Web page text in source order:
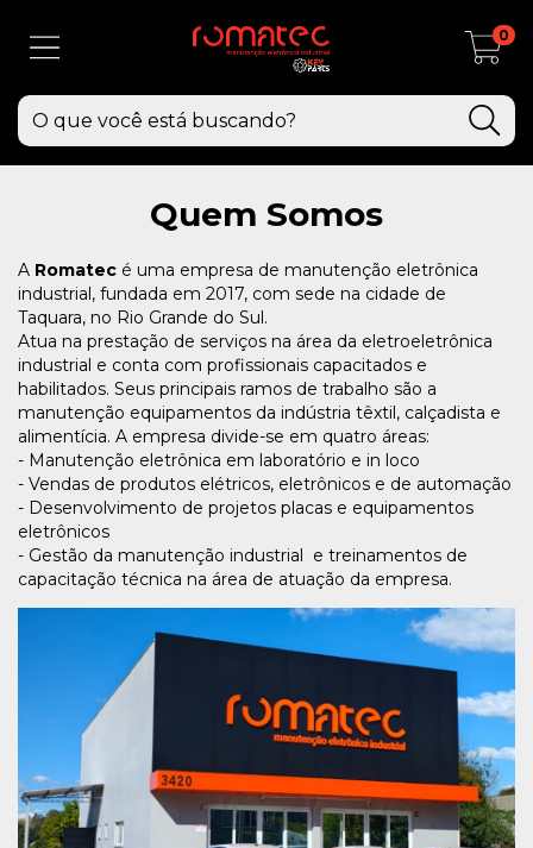
0
Quem Somos
A Romatec é uma empresa de manutenção eletrônica
industrial, fundada em 2017, com sede na cidade de
Taquara, no Rio Grande do Sul.
Atua na prestação de serviços na área da eletroeletrônica
industrial e conta com profissionais capacitados e
habilitados. Seus principais ramos de trabalho são a
manutenção equipamentos da indústria têxtil, calçadista e
alimentícia. A empresa divide-se em quatro áreas:
- Manutenção eletrônica em laboratório e in loco
- Vendas de produtos elétricos, eletrônicos e de automação
- Desenvolvimento de projetos placas e equipamentos
eletrônicos
- Gestão da manutenção industrial e treinamentos de
capacitação técnica na área de atuação da empresa.